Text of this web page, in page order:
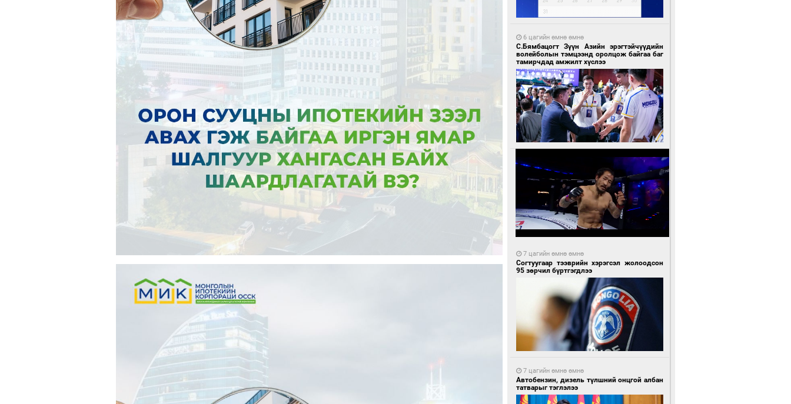
6 цагийн өмнө өмнө
С.Бямбацогт Зүүн Азийн эрэгтэйчүүдийн
волейболын тэмцээнд оролцож байгаа баг
тамирчдад амжилт хүслээ
7 цагийн өмнө өмнө
Согтуугаар тээврийн хэрэгсэл жолоодсон
95 зөрчил бүртгэгдлээ
7 цагийн өмнө өмнө
Автобензин, дизель түлшний онцгой албан
татварыг тэглэлээ